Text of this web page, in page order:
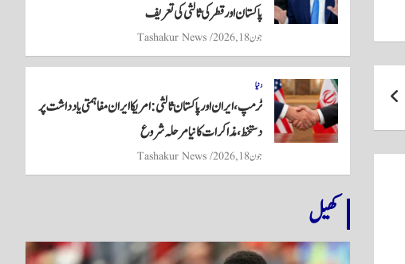
پاکستان اور قطر کی ثالثی کی تعریف
جون 18, 2026 Tashakur News
دنیا
ٹرمپ، ایران اور پاکستان ثالثی: امریکا ایران مفاہمتی یادداشت پر
دستخط، مذاکرات کا نیا مرحلہ شروع
جون 18, 2026 Tashakur News
کھیل